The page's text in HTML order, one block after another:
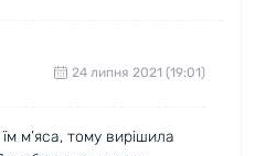
24 липня 2021 (19:01)
м’яса, тому вирішила